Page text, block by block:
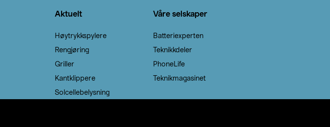
Aktuelt
Høytrykkspylere
Rengjøring
Griller
Kantklippere
Solcellebelysning
Våre selskaper
Batteriexperten
Teknikkdeler
PhoneLife
Teknikmagasinet